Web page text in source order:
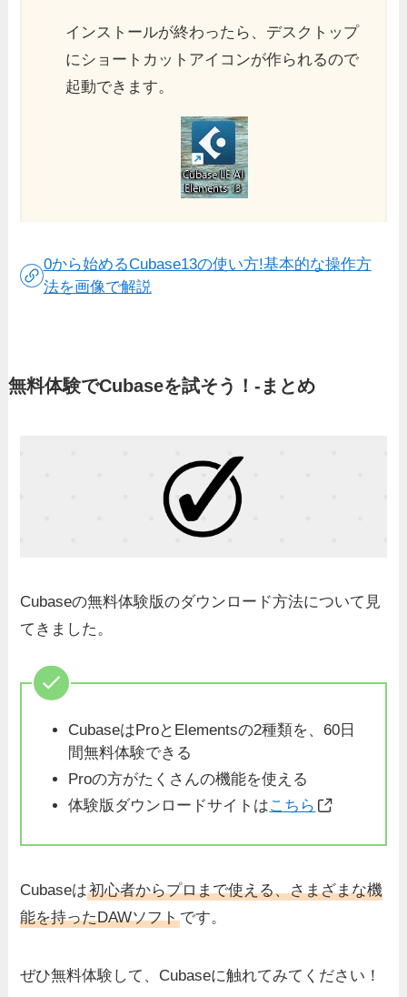
インストールが終わったら、デスクトップ
にショートカットアイコンが作られるので
起動できます。
0から始めるCubase13の使い方!基本的な操作方
法を画像で解説
無料体験でCubaseを試そう！-まとめ
Cubaseの無料体験版のダウンロード方法について見
てきました。
CubaseはProとElementsの2種類を、60日
間無料体験できる
Proの方がたくさんの機能を使える
体験版ダウンロードサイトはこちら
Cubaseは初心者からプロまで使える、さまざまな機
能を持ったDAWソフトです。
ぜひ無料体験して、Cubaseに触れてみてください！